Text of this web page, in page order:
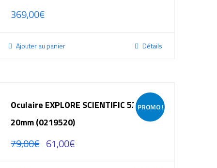
369,00€
Ajouter au panier Détails
PROMO !
Oculaire EXPLORE SCIENTIFIC 52°
20mm (0219520)
79,00€ 61,00€